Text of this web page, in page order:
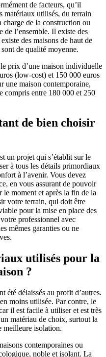
de facteurs, qu’il
matériaux utilisés, du terrain
de la construction ou
l’ensemble. Il existe des
des maisons de haut de
de qualité moyenne.
prix d’une maison individuelle
(low-cost) et 150 000 euros
une maison contemporaine,
compris entre 180 000 et 250
de bien choisir
un projet qui s’établit sur le
à tous les détails primordiaux
à l’avenir. Vous devez
en vous assurant de pouvoir
le moment et après la fin de la
votre terrain, qui doit être
pour la mise en place des
professionnel avec
mêmes garanties ou ne
utilisés pour la
?
été délaissés au profit d’autres.
moins utilisée. Par contre, le
il est facile à utiliser et est très
matériau de choix, surtout la
meilleure isolation.
contemporaines ou
noble et isolant. La